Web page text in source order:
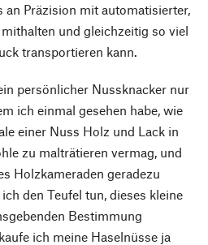
an Präzision mit automatisierter,
und gleichzeitig so viel
transportieren kann.
persönlicher Nussknacker nur
ich einmal gesehen habe, wie
einer Nuss Holz und Lack in
zu malträtieren vermag, und
Holzkameraden geradezu
den Teufel tun, dieses kleine
Bestimmung
ich meine Haselnüsse ja